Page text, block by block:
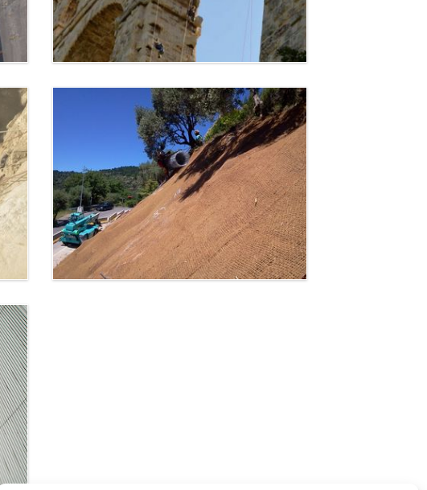
Vitrolles (13)
-
Inspection d'ouvrage - Aix
en Provence
Aix en Provence (13)